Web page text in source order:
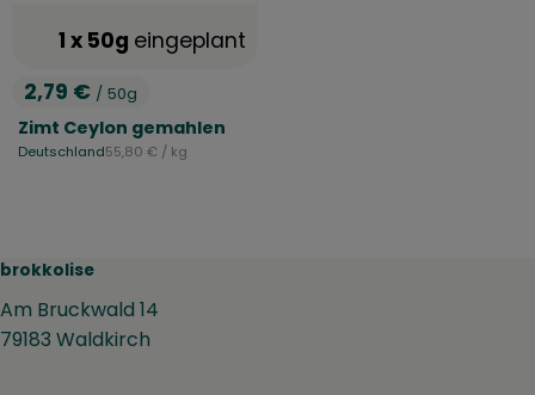
, Preis:
2,79 € / 50g
Zimt Ceylon gemahlen
, Herkunft:
Deutschland, Referenzpreis:
55,80 € / kg
1 x 50g eingeplant
brokkolise
Am Bruckwald 14
79183 Waldkirch